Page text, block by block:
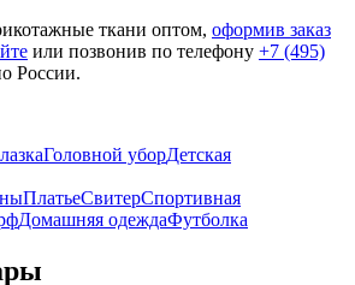
ткани оптом, оформив заказ
или позвонив по телефону +7 (495)
России.
Головной уборДетская
ПлатьеСвитерСпортивная
Домашняя одеждаФутболка